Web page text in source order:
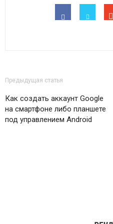
Предыдущая статья
Как создать аккаунт Google
на смартфоне либо планшете
под управлением Android